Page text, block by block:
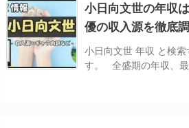
小日向文世の年収
優の収入源を徹底調
小日向文世 年収 と検
す。 全盛期の年収、最